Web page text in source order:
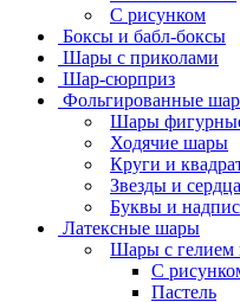
С рисунком
Боксы и бабл-боксы
Шары с приколами
Шар-сюрприз
Фольгированные
Шары
Ходячие шары
Круги и
Звезды и
Буквы и
Латексные шары
Шары с гелием
С
Пастель